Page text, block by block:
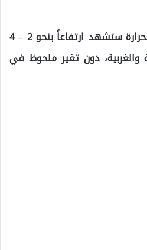
وأشارت الهيئة أن درجات الحرارة ستشهد ارتفاعاً بنحو 2 – 4
والغربية، دون تغير ملحوظ في